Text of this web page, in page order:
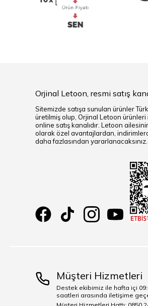
Orjinal Letoon, resmi satış
Sitemizde satışa sunulan ürünler
üretilmiş olup, Orjinal Letoon ürünleri
online satış kanalıdır. Letoon
olarak özel avantajlardan,
daha fazlasından yararlanacaksınız.
Müşteri Hizmetleri
Destek ekibimiz ile hafta içi
saatleri arasında iletişime